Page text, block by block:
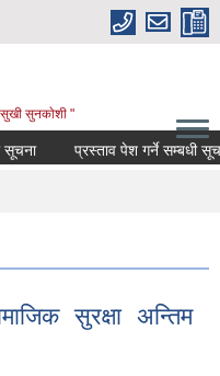
सुखी सुनकाेशी "
प्रस्ताव पेश गर्ने सम्बधी सूचना
सुरक्षा अन्तिम